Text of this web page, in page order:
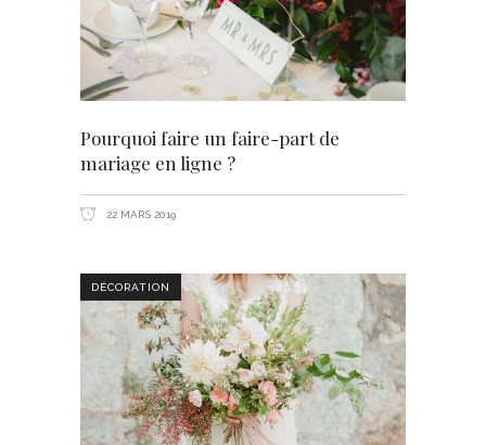
Pourquoi faire un faire-part de
mariage en ligne ?
22 MARS 2019
DÉCORATION